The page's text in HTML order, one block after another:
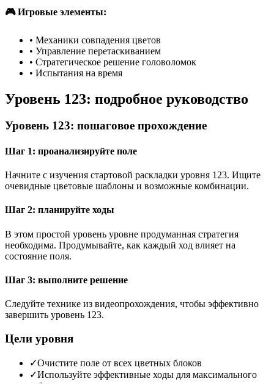
🎮 Игровые элементы:
• Механики совпадения цветов
• Управление перетаскиванием
• Стратегическое решение головоломок
• Испытания на время
Уровень 123: подробное руководство
Уровень 123: пошаговое прохождение
Шаг 1: проанализируйте поле
Начните с изучения стартовой раскладки уровня 123. Ищите
очевидные цветовые шаблоны и возможные комбинации.
Шаг 2: планируйте ходы
В этом простой уровень уровне продуманная стратегия
необходима. Продумывайте, как каждый ход влияет на
состояние поля.
Шаг 3: выполните решение
Следуйте технике из видеопрохождения, чтобы эффективно
завершить уровень 123.
Цели уровня
✓Очистите поле от всех цветных блоков
✓Используйте эффективные ходы для максимального